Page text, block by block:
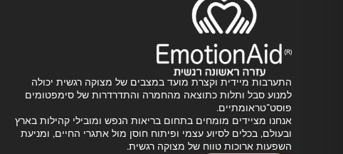
התערבות מיידית וקצרת מועד במצבים של מצוקה רגשית יכולה
למנוע סבל ותלות כתוצאה מהחמרה והתדרדרות של סימפטומים
פוסט־טראומתיים.
אנחנו מציידים מומחים בתחום בריאות הנפש ומובילי קהילות בארץ
ובעולם, בכלים לסיוע עצמי ופיתוח חוסן מול אתגרי החיים, ומניעת
השפעות ארוכות טווח של מצוקה רגשית.